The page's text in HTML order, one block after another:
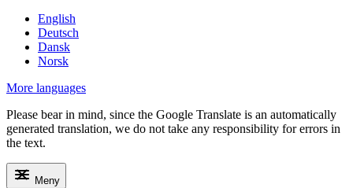
English
Deutsch
Dansk
Norsk
More languages
Please bear in mind, since the Google Translate is an automatically
generated translation, we do not take any responsibility for errors in
the text.
Meny